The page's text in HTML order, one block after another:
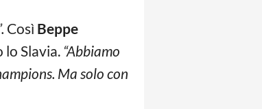
Così Beppe
Slavia. “Abbiamo
Ma solo con